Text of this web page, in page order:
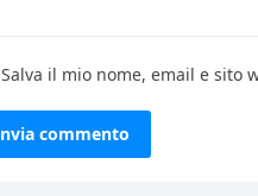
Salva il mio nome, email e sito